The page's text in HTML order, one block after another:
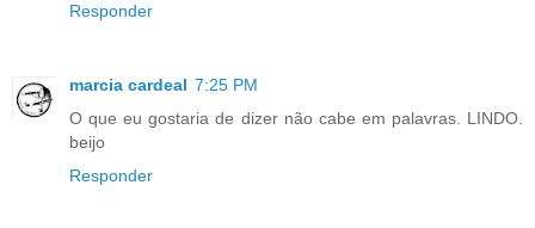
Responder
marcia cardeal 7:25 PM
O que eu gostaria de dizer não cabe em palavras. LINDO.
beijo
Responder